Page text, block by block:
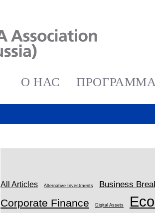
О НАС ПРОГРАММА
All Articles Alternative Investments Business
Corporate Finance Digital Assets